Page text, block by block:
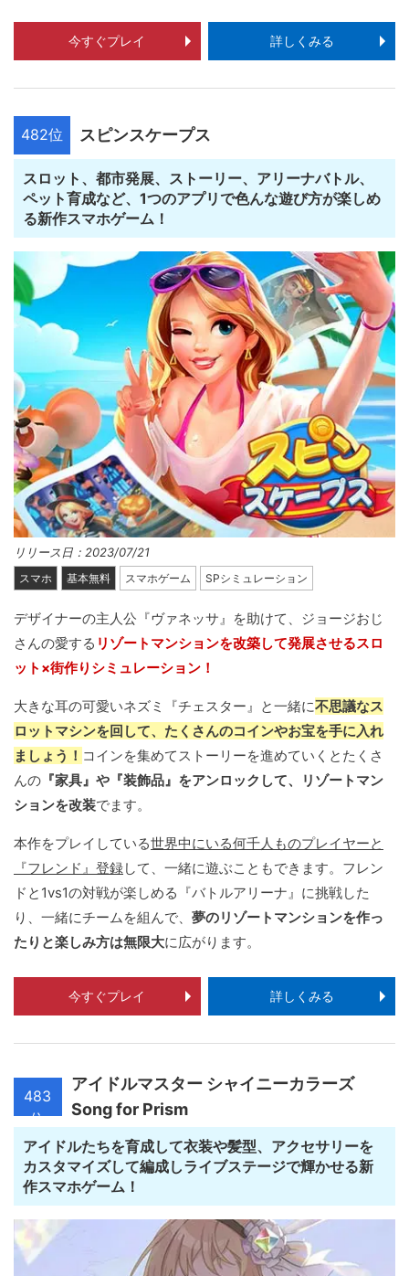
今すぐプレイ 詳しくみる
482位 スピンスケープス
スロット、都市発展、ストーリー、アリーナバトル、
ペット育成など、1つのアプリで色んな遊び方が楽しめ
る新作スマホゲーム！
リリース日：2023/07/21
スマホ 基本無料 スマホゲーム SPシミュレーション
デザイナーの主人公『ヴァネッサ』を助けて、ジョージおじ
さんの愛する リゾートマンションを改築して発展させるスロ
ット×街作りシミュレーション！
大きな耳の可愛いネズミ『チェスター』と一緒に不思議なス
ロットマシンを回して、たくさんのコインやお宝を手に入れ
ましょう！ コインを集めてストーリーを進めていくとたくさ
んの 『家具』や『装飾品』をアンロックして、リゾートマン
ションを改装でます。
本作をプレイしている世界中にいる何千人ものプレイヤーと
『フレンド』登録して、一緒に遊ぶこともできます。フレン
ドと1vs1の対戦が楽しめる『バトルアリーナ』に挑戦した
り、一緒にチームを組んで、 夢のリゾートマンションを作っ
たりと楽しみ方は無限大に広がります。
今すぐプレイ 詳しくみる
483
位
アイドルマスター シャイニーカラーズ
Song for Prism
アイドルたちを育成して衣装や髪型、アクセサリーを
カスタマイズして編成しライブステージで輝かせる新
作スマホゲーム！